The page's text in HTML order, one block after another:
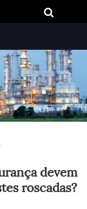
devem
roscadas?